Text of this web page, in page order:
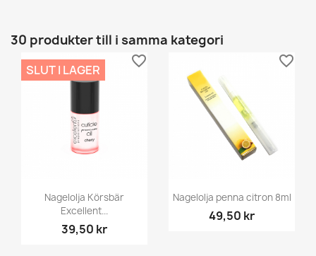
30 produkter till i samma kategori
Nagelolja Körsbär
Excellent...
39,50 kr
SLUT I LAGER
favorite_border
Nagelolja penna citron 8ml
49,50 kr
favorite_border